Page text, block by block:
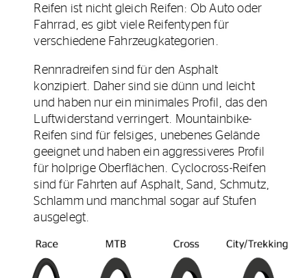
Reifen ist nicht gleich Reifen: Ob Auto oder
Fahrrad, es gibt viele Reifentypen für
verschiedene Fahrzeugkategorien.
Rennradreifen sind für den Asphalt
konzipiert. Daher sind sie dünn und leicht
und haben nur ein minimales Profil, das den
Luftwiderstand verringert. Mountainbike-
Reifen sind für felsiges, unebenes Gelände
geeignet und haben ein aggressiveres Profil
für holprige Oberflächen. Cyclocross-Reifen
sind für Fahrten auf Asphalt, Sand, Schmutz,
Schlamm und manchmal sogar auf Stufen
ausgelegt.